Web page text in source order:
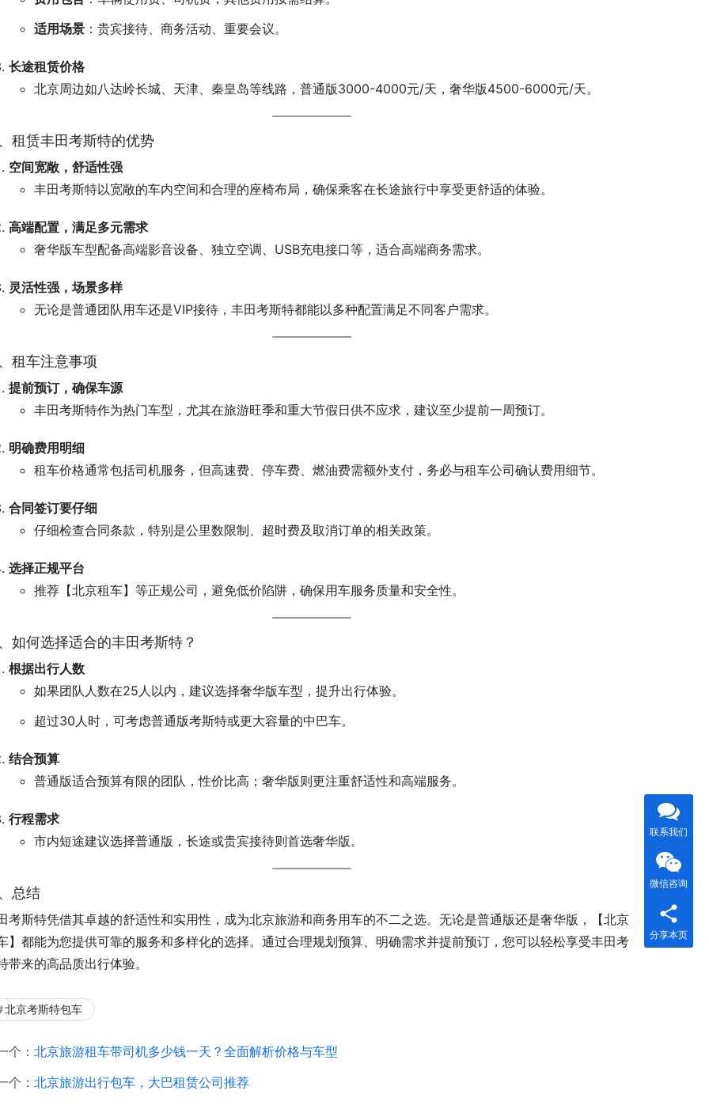
适用场景 ：贵宾接待、商务活动、重要会议。
长途租赁价格
北京周边如八达岭长城、天津、秦皇岛等线路，普通版3000-4000元/天，奢华版4500-6000元/天。
租赁丰田考斯特的优势
空间宽敞，舒适性强
丰田考斯特以宽敞的车内空间和合理的座椅布局，确保乘客在长途旅行中享受更舒适的体验。
高端配置，满足多元需求
奢华版车型配备高端影音设备、独立空调、USB充电接口等，适合高端商务需求。
灵活性强，场景多样
无论是普通团队用车还是VIP接待，丰田考斯特都能以多种配置满足不同客户需求。
租车注意事项
提前预订，确保车源
丰田考斯特作为热门车型，尤其在旅游旺季和重大节假日供不应求，建议至少提前一周预订。
明确费用明细
租车价格通常包括司机服务，但高速费、停车费、燃油费需额外支付，务必与租车公司确认费用细节。
合同签订要仔细
仔细检查合同条款，特别是公里数限制、超时费及取消订单的相关政策。
选择正规平台
推荐【北京租车】等正规公司，避免低价陷阱，确保用车服务质量和安全性。
如何选择适合的丰田考斯特？
根据出行人数
如果团队人数在25人以内，建议选择奢华版车型，提升出行体验。
超过30人时，可考虑普通版考斯特或更大容量的中巴车。
结合预算
普通版适合预算有限的团队，性价比高；奢华版则更注重舒适性和高端服务。
行程需求
市内短途建议选择普通版，长途或贵宾接待则首选奢华版。
总结
考斯特凭借其卓越的舒适性和实用性，成为北京旅游和商务用车的不二之选。无论是普通版还是奢华版，【北京
】都能为您提供可靠的服务和多样化的选择。通过合理规划预算、明确需求并提前预订，您可以轻松享受丰田考
带来的高品质出行体验。
北京考斯特包车
个： 北京旅游租车带司机多少钱一天？全面解析价格与车型
个： 北京旅游出行包车，大巴租赁公司推荐
联系我们
微信咨询
分享本页